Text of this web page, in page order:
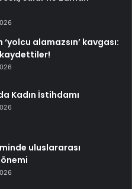
alamazsın’ kavgası:
Kadın İstihdamı
uluslararası